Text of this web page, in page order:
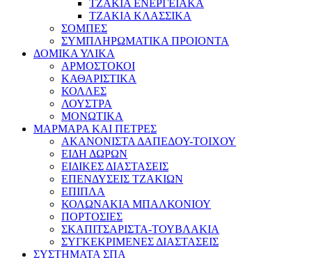
ΤΖΑΚΙΑ ΕΝΕΡΓΕΙΑΚΑ
ΤΖΑΚΙΑ ΚΛΑΣΣΙΚΑ
ΣΟΜΠΕΣ
ΣΥΜΠΛΗΡΩΜΑΤΙΚΑ ΠΡΟΙΟΝΤΑ
ΔΟΜΙΚΑ ΥΛΙΚΑ
ΑΡΜΟΣΤΟΚΟΙ
ΚΑΘΑΡΙΣΤΙΚΑ
ΚΟΛΛΕΣ
ΛΟΥΣΤΡΑ
ΜΟΝΩΤΙΚΑ
ΜΑΡΜΑΡΑ ΚΑΙ ΠΕΤΡΕΣ
ΑΚΑΝΟΝΙΣΤΑ ΔΑΠΕΔΟΥ-ΤΟΙΧΟΥ
ΕΙΔΗ ΔΩΡΩΝ
ΕΙΔΙΚΕΣ ΔΙΑΣΤΑΣΕΙΣ
ΕΠΕΝΔΥΣΕΙΣ ΤΖΑΚΙΩΝ
ΕΠΙΠΛΑ
ΚΟΛΩΝΑΚΙΑ ΜΠΑΛΚΟΝΙΟΥ
ΠΟΡΤΟΣΙΕΣ
ΣΚΑΠΙΤΣΑΡΙΣΤΑ-ΤΟΥΒΛΑΚΙΑ
ΣΥΓΚΕΚΡΙΜΕΝΕΣ ΔΙΑΣΤΑΣΕΙΣ
ΣΥΣΤΗΜΑΤΑ ΣΠΑ